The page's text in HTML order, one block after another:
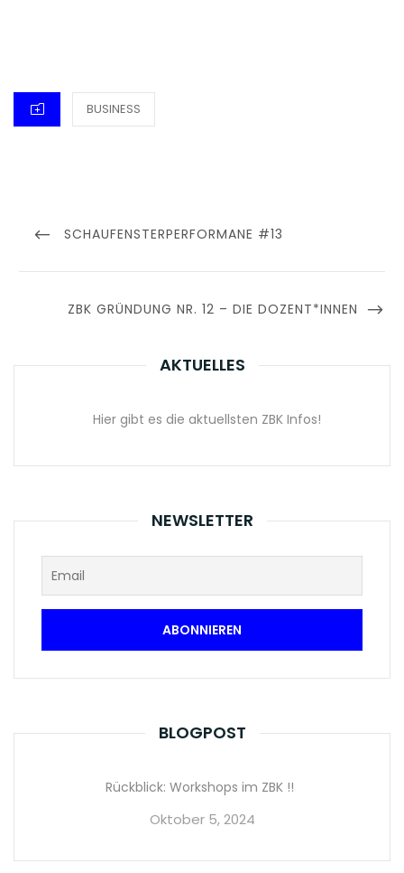
CATEGORIES
BUSINESS
PREVIOUS
SCHAUFENSTERPERFORMANE #13
NEXT
ZBK GRÜNDUNG NR. 12 – DIE DOZENT*INNEN
AKTUELLES
Hier gibt es die aktuellsten ZBK Infos!
NEWSLETTER
BLOGPOST
Rückblick: Workshops im ZBK !!
Oktober 5, 2024